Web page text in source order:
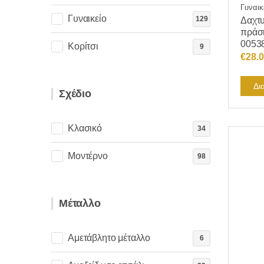
€
Γυναικείο 129
Κορίτσι 9
Σχέδιο
Κλασικό 34
Μοντέρνο 98
Μέταλλο
Αμετάβλητο μέταλλο 6